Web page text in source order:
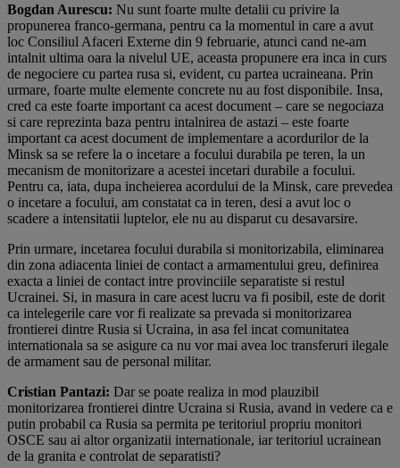
Bogdan Aurescu: Nu sunt foarte multe detalii cu privire la
propunerea franco-germana, pentru ca la momentul in care a avut
loc Consiliul Afaceri Externe din 9 februarie, atunci cand ne-am
intalnit ultima oara la nivelul UE, aceasta propunere era inca in curs
de negociere cu partea rusa si, evident, cu partea ucraineana. Prin
urmare, foarte multe elemente concrete nu au fost disponibile. Insa,
cred ca este foarte important ca acest document – care se negociaza
si care reprezinta baza pentru intalnirea de astazi – este foarte
important ca acest document de implementare a acordurilor de la
Minsk sa se refere la o incetare a focului durabila pe teren, la un
mecanism de monitorizare a acestei incetari durabile a focului.
Pentru ca, iata, dupa incheierea acordului de la Minsk, care prevedea
o incetare a focului, am constatat ca in teren, desi a avut loc o
scadere a intensitatii luptelor, ele nu au disparut cu desavarsire.
Prin urmare, incetarea focului durabila si monitorizabila, eliminarea
din zona adiacenta liniei de contact a armamentului greu, definirea
exacta a liniei de contact intre provinciile separatiste si restul
Ucrainei. Si, in masura in care acest lucru va fi posibil, este de dorit
ca intelegerile care vor fi realizate sa prevada si monitorizarea
frontierei dintre Rusia si Ucraina, in asa fel incat comunitatea
internationala sa se asigure ca nu vor mai avea loc transferuri ilegale
de armament sau de personal militar.
Cristian Pantazi: Dar se poate realiza in mod plauzibil
monitorizarea frontierei dintre Ucraina si Rusia, avand in vedere ca e
putin probabil ca Rusia sa permita pe teritoriul propriu monitori
OSCE sau ai altor organizatii internationale, iar teritoriul ucrainean
de la granita e controlat de separatisti?